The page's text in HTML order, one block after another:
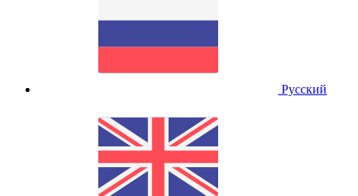
Русский